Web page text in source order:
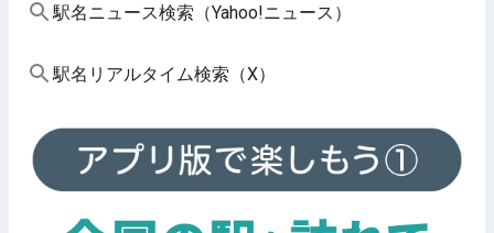
駅名ニュース検索（Yahoo!ニュース）
駅名リアルタイム検索（X）